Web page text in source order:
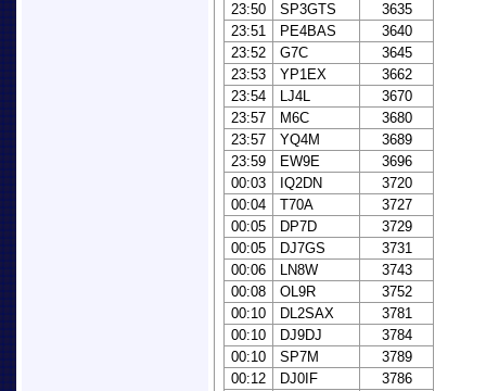
23:50
SP3GTS
3635
23:51
PE4BAS
3640
23:52
G7C
3645
23:53
YP1EX
3662
23:54
LJ4L
3670
23:57
M6C
3680
23:57
YQ4M
3689
23:59
EW9E
3696
00:03
IQ2DN
3720
00:04
T70A
3727
00:05
DP7D
3729
00:05
DJ7GS
3731
00:06
LN8W
3743
00:08
OL9R
3752
00:10
DL2SAX
3781
00:10
DJ9DJ
3784
00:10
SP7M
3789
00:12
DJ0IF
3786